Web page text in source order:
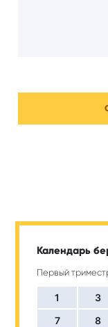
Календарь
Первый
1 3
7
8